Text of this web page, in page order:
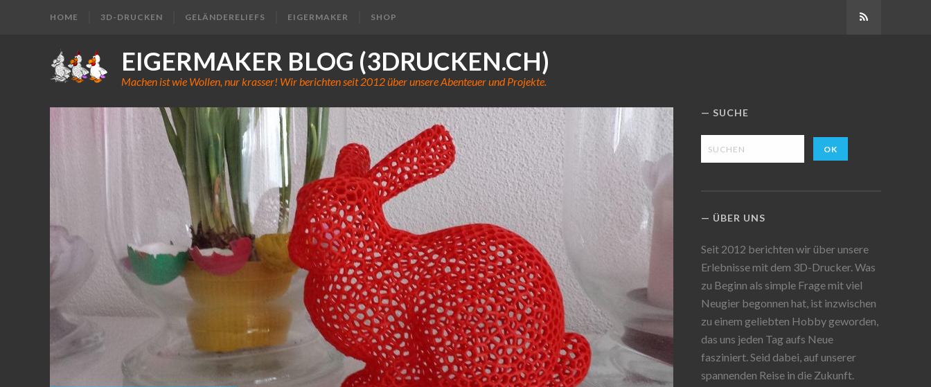
HOME 3D-DRUCKEN GELÄNDERELIEFS EIGERMAKER SHOP
EIGERMAKER BLOG (3DRUCKEN.CH)
Machen ist wie Wollen, nur krasser! Wir berichten seit 2012 über unsere Abenteuer und Projekte.
SUCHE
ÜBER UNS
Seit 2012 berichten wir über unsere
Erlebnisse mit dem 3D-Drucker. Was
zu Beginn als simple Frage mit viel
Neugier begonnen hat, ist inzwischen
zu einem geliebten Hobby geworden,
das uns jeden Tag aufs Neue
fasziniert. Seid dabei, auf unserer
spannenden Reise in die Zukunft.